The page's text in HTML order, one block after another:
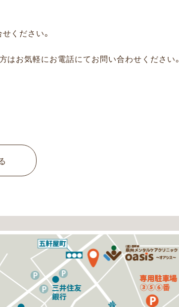
ください。
はお気軽にお電話にてお問い合わせください。